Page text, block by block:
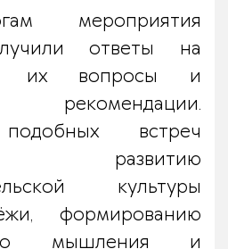
мероприятия
ответы на
их вопросы и
рекомендации.
встреч
развитию
культуры
формированию
мышления и